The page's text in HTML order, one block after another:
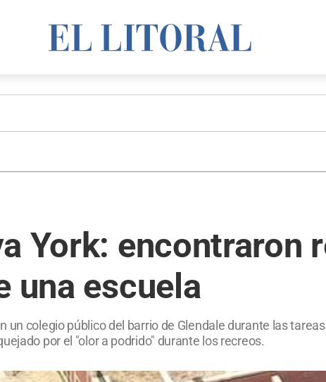
York: encontraron
una escuela
un colegio público del barrio de Glendale durante las
por el "olor a podrido" durante los recreos.